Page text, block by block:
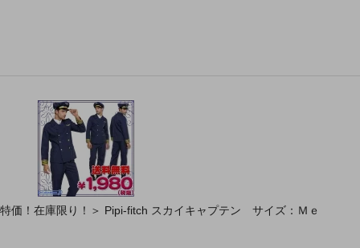
価！在庫限り！＞ Pipi-fitch スカイキャプテン サイズ：Ｍｅ